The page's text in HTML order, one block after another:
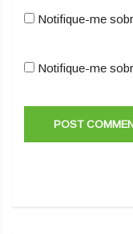
Notifique-me
Notifique-me